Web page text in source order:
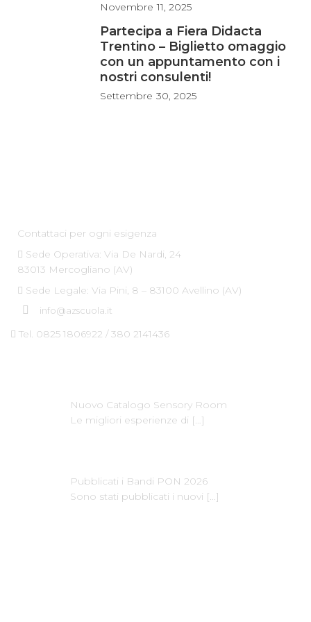
Novembre 11, 2025
Partecipa a Fiera Didacta
Trentino – Biglietto omaggio
con un appuntamento con i
nostri consulenti!
Settembre 30, 2025
Contattaci per ogni esigenza
Sede Operativa: Via De Nardi, 24
83013 Mercogliano (AV)
Sede Legale: Via Pini, 8 – 83100 Avellino (AV)
info@azscuola.it
Tel. 0825 1806922 / 380 2141436
Nuovo Catalogo Sensory Room
Le migliori esperienze di […]
Pubblicati i Bandi PON 2026
Sono stati pubblicati i nuovi […]